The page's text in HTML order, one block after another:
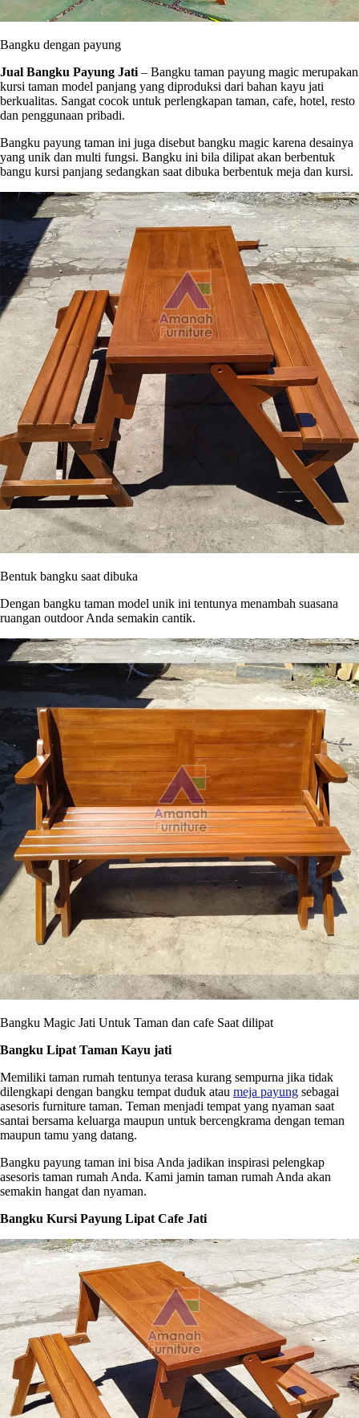
Bangku dengan payung
Jual Bangku Payung Jati – Bangku taman payung magic merupakan
kursi taman model panjang yang diproduksi dari bahan kayu jati
berkualitas. Sangat cocok untuk perlengkapan taman, cafe, hotel, resto
dan penggunaan pribadi.
Bangku payung taman ini juga disebut bangku magic karena desainya
yang unik dan multi fungsi. Bangku ini bila dilipat akan berbentuk
bangu kursi panjang sedangkan saat dibuka berbentuk meja dan kursi.
Bentuk bangku saat dibuka
Dengan bangku taman model unik ini tentunya menambah suasana
ruangan outdoor Anda semakin cantik.
Bangku Magic Jati Untuk Taman dan cafe Saat dilipat
Bangku Lipat Taman Kayu jati
Memiliki taman rumah tentunya terasa kurang sempurna jika tidak
dilengkapi dengan bangku tempat duduk atau meja payung sebagai
asesoris furniture taman. Teman menjadi tempat yang nyaman saat
santai bersama keluarga maupun untuk bercengkrama dengan teman
maupun tamu yang datang.
Bangku payung taman ini bisa Anda jadikan inspirasi pelengkap
asesoris taman rumah Anda. Kami jamin taman rumah Anda akan
semakin hangat dan nyaman.
Bangku Kursi Payung Lipat Cafe Jati